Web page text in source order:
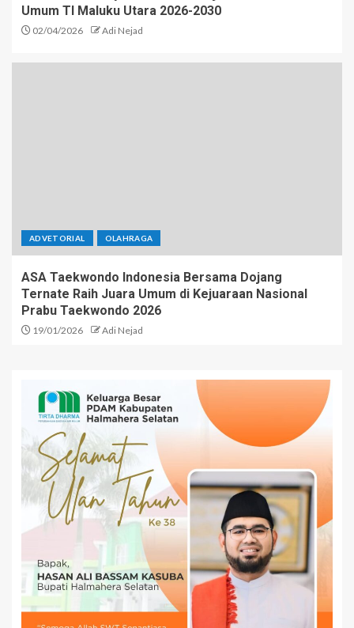
Umum TI Maluku Utara 2026-2030
02/04/2026 Adi Nejad
ADVETORIAL OLAHRAGA
ASA Taekwondo Indonesia Bersama Dojang
Ternate Raih Juara Umum di Kejuaraan Nasional
Prabu Taekwondo 2026
19/01/2026 Adi Nejad